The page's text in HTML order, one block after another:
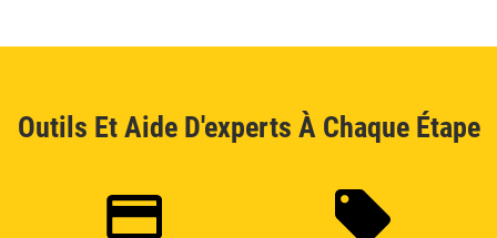
Outils Et Aide D'experts À Chaque Étape